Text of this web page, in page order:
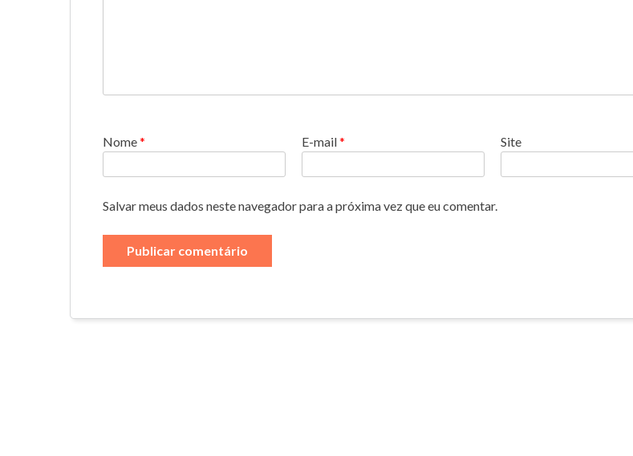
Nome* E-mail* Site
Salvar meus dados neste navegador para a próxima vez que eu comentar.